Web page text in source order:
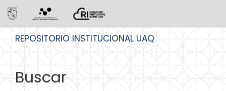
REPOSITORIO INSTITUCIONAL UAQ
Buscar